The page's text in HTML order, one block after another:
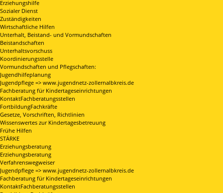
Erziehungshilfe
Sozialer Dienst
Zuständigkeiten
Wirtschaftliche Hilfen
Unterhalt, Beistand- und Vormundschaften
Beistandschaften
Unterhaltsvorschuss
Koordinierungsstelle
Vormundschaften und Pflegschaften:
Jugendhilfeplanung
Jugendpflege => www.jugendnetz-zollernalbkreis.de
Fachberatung für Kindertageseinrichtungen
KontaktFachberatungsstellen
FortbildungFachkräfte
Gesetze, Vorschriften, Richtlinien
Wissenswertes zur Kindertagesbetreuung
Frühe Hilfen
STÄRKE
Erziehungsberatung
Erziehungsberatung
Verfahrenswegweiser
Jugendpflege => www.jugendnetz-zollernalbkreis.de
Fachberatung für Kindertageseinrichtungen
KontaktFachberatungsstellen